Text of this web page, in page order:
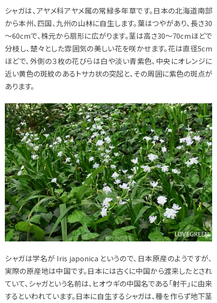
シャガは、アヤメ科アヤメ属の常緑多年草です。日本の北海道南部
から本州、四国、九州の山林に自生します。葉はつやがあり、長さ30
～60cmで、株元から扇形に広がります。茎は高さ30～70cmほどで
分枝し、楚々とした雰囲気の美しい花を咲かせます。花は直径5cm
ほどで、外側の３枚の花びらは白や淡い青紫色、中央にオレンジに
近い黄色の斑紋のあるトサカ状の突起と、その周囲に紫色の斑点が
あります。
シャガは学名が Iris japonica というので、日本原産のようですが、
実際の原産地は中国です。日本には古くに中国から渡来したとされ
ていて、シャガという名前は、ヒオウギの中国名である「射干」に由来
するといわれています。日本に自生するシャガは、種を作らず地下茎